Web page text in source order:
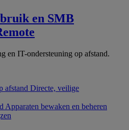
en SMB
en IT-ondersteuning op afstand.
afstand Directe, veilige
Apparaten bewaken en beheren